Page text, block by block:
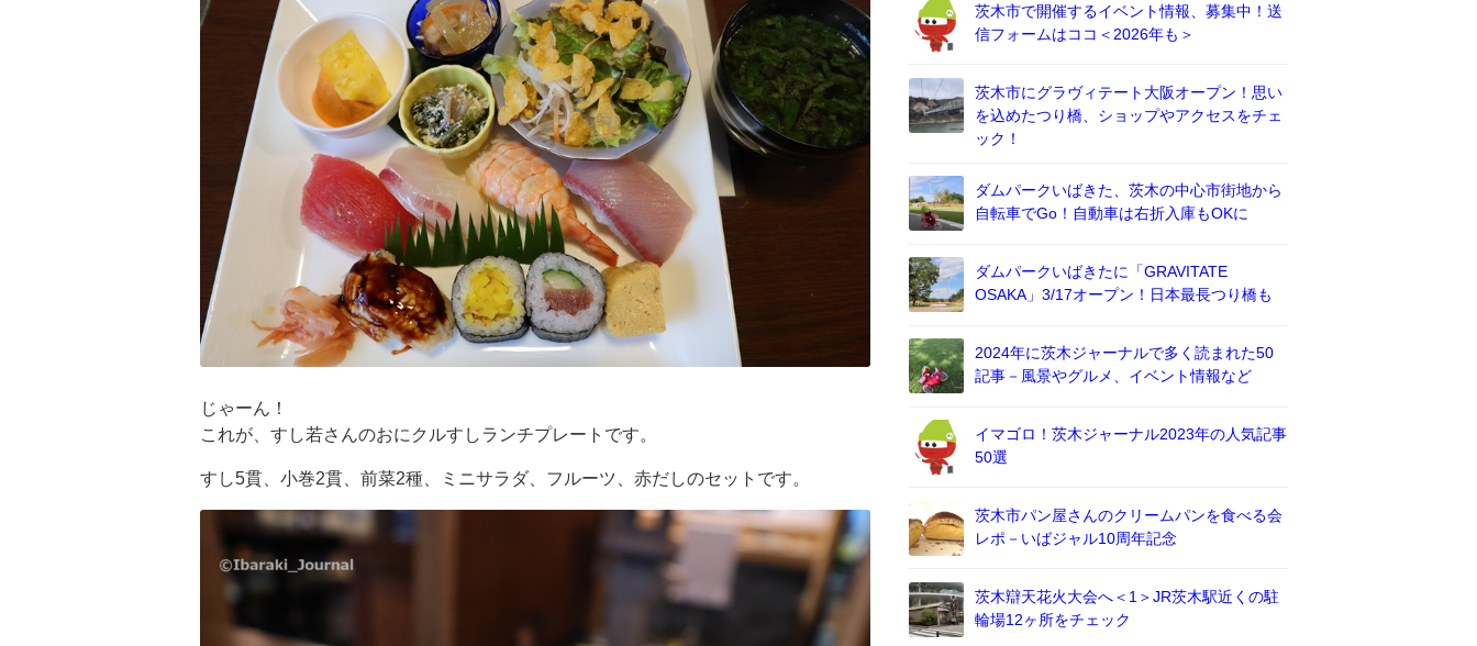
じゃーん！
これが、すし若さんのおにクルすしランチプレートです。
すし5貫、小巻2貫、前菜2種、ミニサラダ、フルーツ、赤だしのセットです。
茨木市で開催するイベント情報、募集中！送
信フォームはココ＜2026年も＞
茨木市にグラヴィテート大阪オープン！思い
を込めたつり橋、ショップやアクセスをチェ
ック！
ダムパークいばきた、茨木の中心市街地から
自転車でGo！自動車は右折入庫もOKに
ダムパークいばきたに「GRAVITATE
OSAKA」3/17オープン！日本最長つり橋も
2024年に茨木ジャーナルで多く読まれた50
記事－風景やグルメ、イベント情報など
イマゴロ！茨木ジャーナル2023年の人気記事
50選
茨木市パン屋さんのクリームパンを食べる会
レポ－いばジャル10周年記念
茨木辯天花火大会へ＜1＞JR茨木駅近くの駐
輪場12ヶ所をチェック